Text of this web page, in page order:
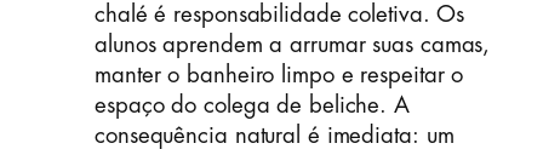
chalé é responsabilidade coletiva. Os
alunos aprendem a arrumar suas camas,
manter o banheiro limpo e respeitar o
espaço do colega de beliche. A
consequência natural é imediata: um